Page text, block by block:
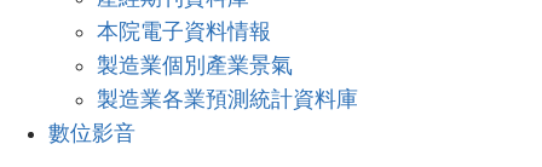
本院電子資料情報
製造業個別產業景氣
製造業各業預測統計資料庫
數位影音